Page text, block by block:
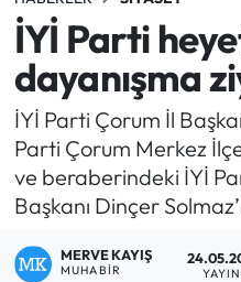
İYİ Parti
dayanışma
İYİ Parti Çorum İl
Parti Çorum Merkez
ve beraberindeki İYİ
Başkanı Dinçer
MERVE KAYIŞ
MUHABIR
Bilgi - Keşfet
Bilim ve Teknoloji
Boğazkale Haberleri
Çorum Haberleri
Çorum Son Dakika
Çorum Namaz
Çorum Trafik
TFF 1.Lig Puan
Tüm Manşetler
Son Dakika Haberleri